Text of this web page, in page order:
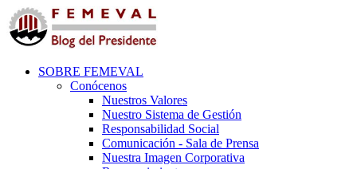
SOBRE FEMEVAL
Conócenos
Nuestros Valores
Nuestro Sistema de Gestión
Responsabilidad Social
Comunicación - Sala de Prensa
Nuestra Imagen Corporativa